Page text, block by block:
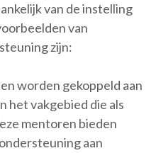
van de instelling
van
zijn:
worden gekoppeld aan
het vakgebied die als
mentoren bieden
aan